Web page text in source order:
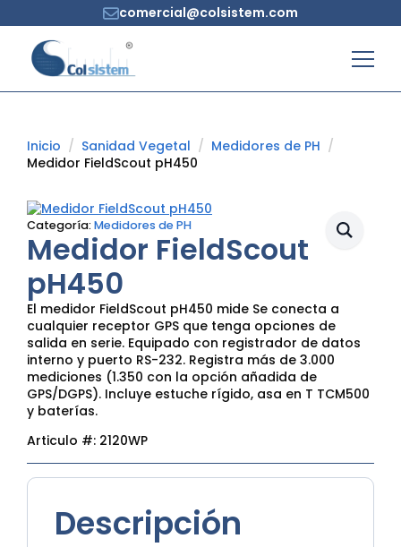
comercial@colsistem.com
Inicio Sanidad Vegetal
Medidores de PH
Medidor FieldScout pH450
Categoría: Medidores de PH
Medidor FieldScout
pH450
El medidor FieldScout pH450 mide Se conecta a
cualquier receptor GPS que tenga opciones de
salida en serie. Equipado con registrador de datos
interno y puerto RS-232. Registra más de 3.000
mediciones (1.350 con la opción añadida de
GPS/DGPS). Incluye estuche rígido, asa en T TCM500
y baterías.
Articulo #: 2120WP
Descripción